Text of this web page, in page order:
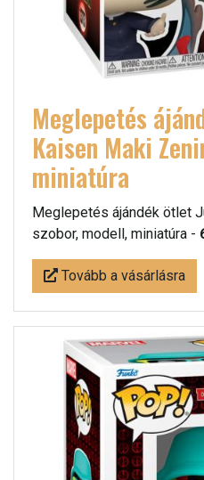
Meglepetés
Kaisen Maki
miniatúra
Meglepetés ájándék ötlet
szobor, modell, miniatúra -
Tovább a vásárlásra